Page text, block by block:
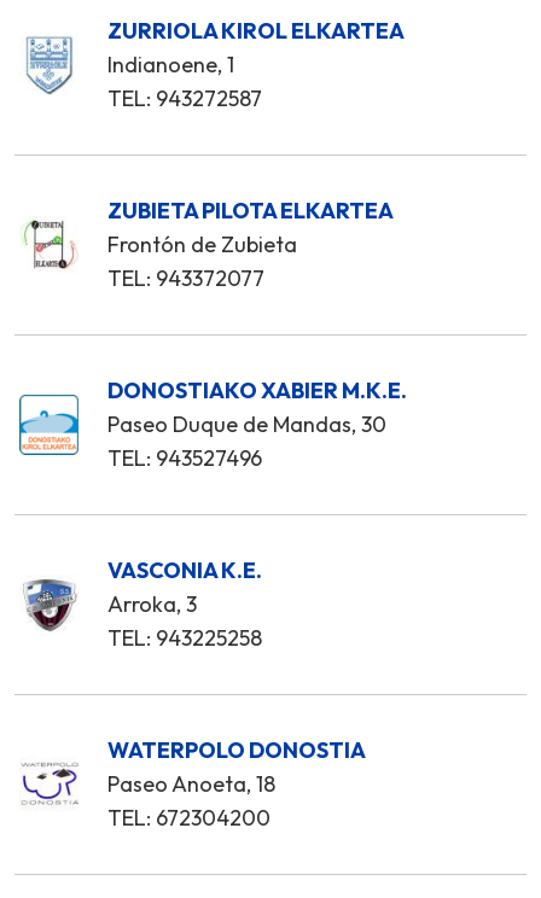
ZURRIOLA KIROL ELKARTEA
Indianoene, 1
TEL: 943272587
ZUBIETA PILOTA ELKARTEA
Frontón de Zubieta
TEL: 943372077
DONOSTIAKO XABIER M.K.E.
Paseo Duque de Mandas, 30
TEL: 943527496
VASCONIA K.E.
Arroka, 3
TEL: 943225258
WATERPOLO DONOSTIA
Paseo Anoeta, 18
TEL: 672304200